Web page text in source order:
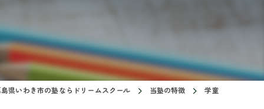
県いわき市の塾ならドリームスクール 当塾の特徴 学童